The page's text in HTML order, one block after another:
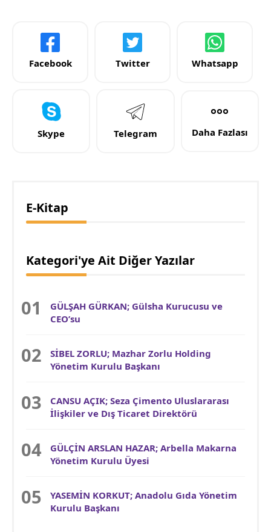
Facebook Twitter Whatsapp
Skype Telegram Daha Fazlası
E-Kitap
Kategori'ye Ait Diğer Yazılar
GÜLŞAH GÜRKAN; Gülsha Kurucusu ve
CEO’su
SİBEL ZORLU; Mazhar Zorlu Holding
Yönetim Kurulu Başkanı
CANSU AÇIK; Seza Çimento Uluslararası
İlişkiler ve Dış Ticaret Direktörü
GÜLÇİN ARSLAN HAZAR; Arbella Makarna
Yönetim Kurulu Üyesi
YASEMİN KORKUT; Anadolu Gıda Yönetim
Kurulu Başkanı